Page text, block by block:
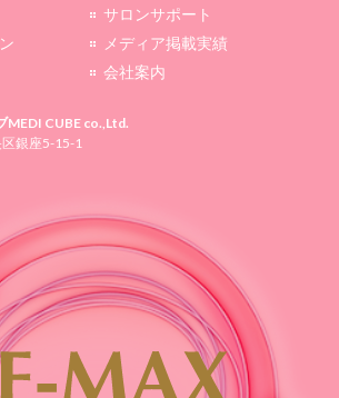
サロンサポート
メディア掲載実績
会社案内
MEDI CUBE co.,Ltd.
銀座5-15-1